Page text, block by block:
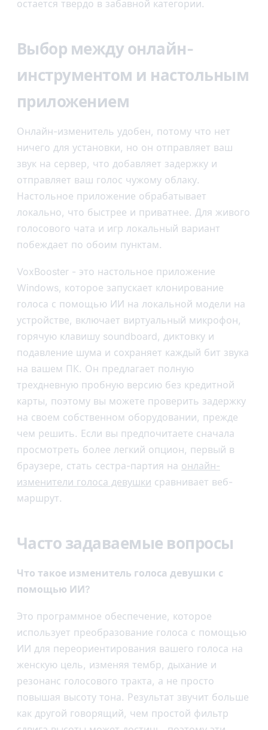
остается твердо в забавной категории.
Выбор между онлайн-
инструментом и настольным
приложением
Онлайн-изменитель удобен, потому что нет
ничего для установки, но он отправляет ваш
звук на сервер, что добавляет задержку и
отправляет ваш голос чужому облаку.
Настольное приложение обрабатывает
локально, что быстрее и приватнее. Для живого
голосового чата и игр локальный вариант
побеждает по обоим пунктам.
VoxBooster - это настольное приложение
Windows, которое запускает клонирование
голоса с помощью ИИ на локальной модели на
устройстве, включает виртуальный микрофон,
горячую клавишу soundboard, диктовку и
подавление шума и сохраняет каждый бит звука
на вашем ПК. Он предлагает полную
трехдневную пробную версию без кредитной
карты, поэтому вы можете проверить задержку
на своем собственном оборудовании, прежде
чем решить. Если вы предпочитаете сначала
просмотреть более легкий опцион, первый в
браузере, стать сестра-партия на онлайн-
изменители голоса девушки сравнивает веб-
маршрут.
Часто задаваемые вопросы
Что такое изменитель голоса девушки с
помощью ИИ?
Это программное обеспечение, которое
использует преобразование голоса с помощью
ИИ для переориентирования вашего голоса на
женскую цель, изменяя тембр, дыхание и
резонанс голосового тракта, а не просто
повышая высоту тона. Результат звучит больше
как другой говорящий, чем простой фильтр